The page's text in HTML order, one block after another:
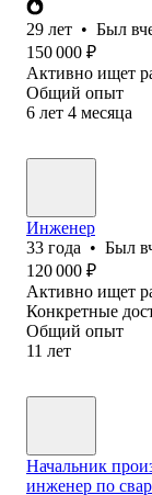
29 лет • Был
150 000 ₽
Активно ищет
Общий опыт
6 лет 4 месяца
Инженер
33 года • Был
120 000 ₽
Активно ищет
Конкретные
Общий опыт
11 лет
Начальник
инженер по